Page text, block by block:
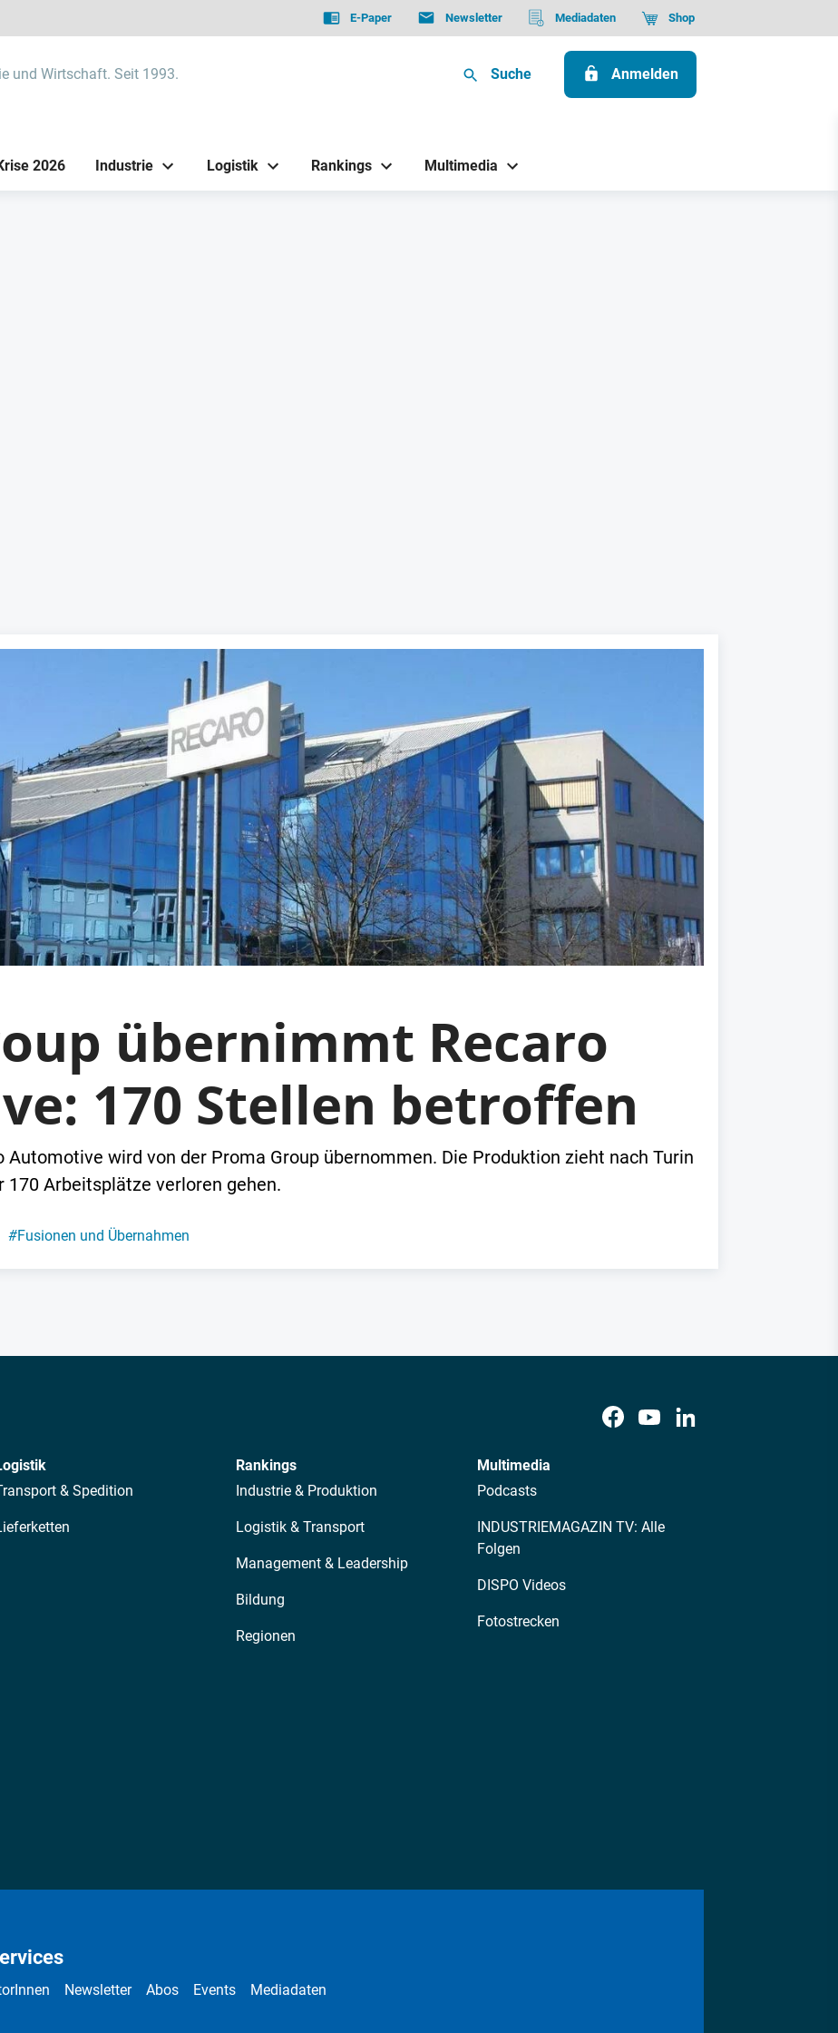
E-Paper Newsletter Mediadaten Shop
und Wirtschaft. Seit 1993. Suche Anmelden
2026 Industrie Logistik Rankings Multimedia
übernimmt Recaro
170 Stellen betroffen
Automotive wird von der Proma Group übernommen. Die Produktion zieht nach Turin
Arbeitsplätze verloren gehen.
#Fusionen und Übernahmen
& Spedition
Rankings
Industrie & Produktion
Logistik & Transport
Management & Leadership
Bildung
Regionen
Multimedia
Podcasts
INDUSTRIEMAGAZIN TV: Alle
Folgen
DISPO Videos
Fotostrecken
Newsletter Abos Events Mediadaten